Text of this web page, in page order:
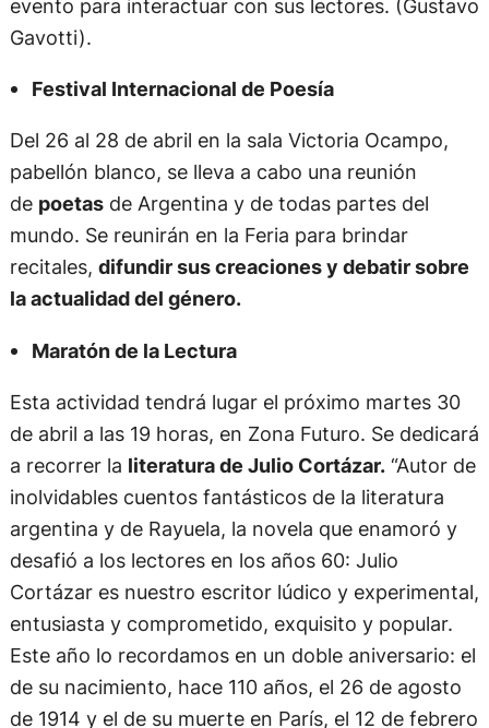
evento para interactuar con sus lectores. (Gustavo
Gavotti).
Festival Internacional de Poesía
Del 26 al 28 de abril en la sala Victoria Ocampo,
pabellón blanco, se lleva a cabo una reunión
de poetasde Argentina y de todas partes del
mundo. Se reunirán en la Feria para brindar
recitales, difundir sus creaciones y debatir sobre
la actualidad del género.
Maratón de la Lectura
Esta actividad tendrá lugar el próximo martes 30
de abril a las 19 horas, en Zona Futuro. Se dedicará
a recorrer la literatura de Julio Cortázar.“Autor de
inolvidables cuentos fantásticos de la literatura
argentina y de Rayuela, la novela que enamoró y
desafió a los lectores en los años 60: Julio
Cortázar es nuestro escritor lúdico y experimental,
entusiasta y comprometido, exquisito y popular.
Este año lo recordamos en un doble aniversario: el
de su nacimiento, hace 110 años, el 26 de agosto
de 1914 y el de su muerte en París, el 12 de febrero